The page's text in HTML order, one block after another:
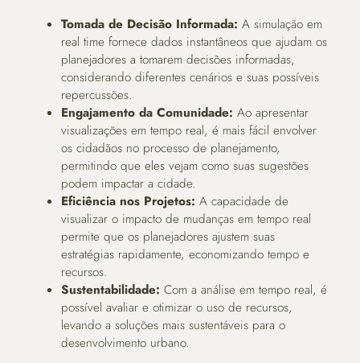
Tomada de Decisão Informada: A simulação em
real time fornece dados instantâneos que ajudam os
planejadores a tomarem decisões informadas,
considerando diferentes cenários e suas possíveis
repercussões.
Engajamento da Comunidade: Ao apresentar
visualizações em tempo real, é mais fácil envolver
os cidadãos no processo de planejamento,
permitindo que eles vejam como suas sugestões
podem impactar a cidade.
Eficiência nos Projetos: A capacidade de
visualizar o impacto de mudanças em tempo real
permite que os planejadores ajustem suas
estratégias rapidamente, economizando tempo e
recursos.
Sustentabilidade: Com a análise em tempo real, é
possível avaliar e otimizar o uso de recursos,
levando a soluções mais sustentáveis para o
desenvolvimento urbano.